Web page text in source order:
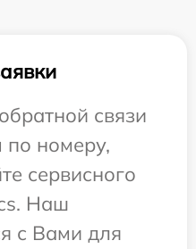
связи
по номеру,
сервисного
Наш
с Вами для